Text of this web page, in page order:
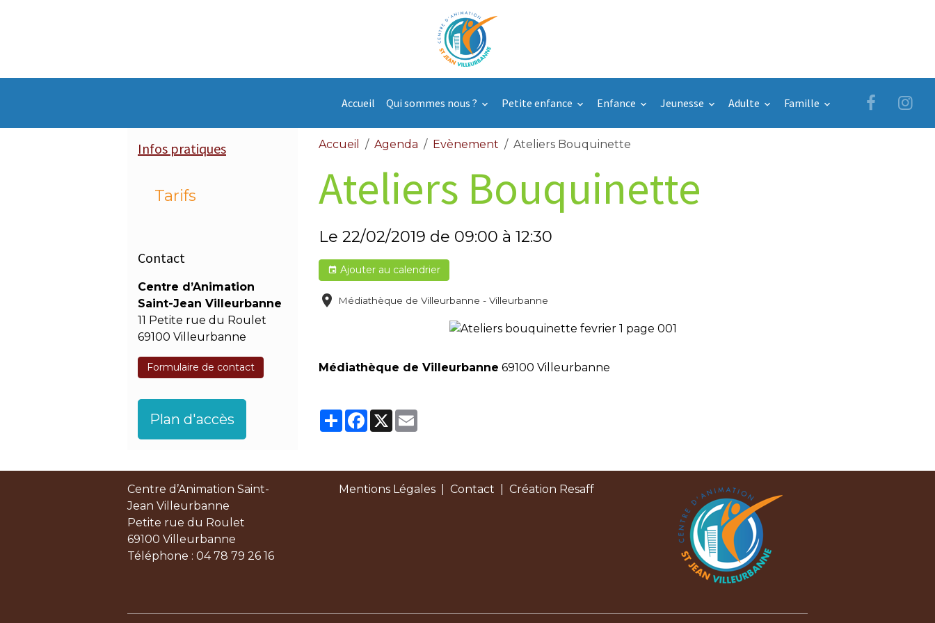
Accueil Qui sommes nous ? Petite enfance Enfance Jeunesse Adulte Famille
Accueil Agenda Evènement Ateliers Bouquinette
Ateliers Bouquinette
Le 22/02/2019 de 09:00 à 12:30
Ajouter au calendrier
Médiathèque de Villeurbanne - Villeurbanne
Médiathèque de Villeurbanne 69100 Villeurbanne
PartagerFacebook
X Email
Infos pratiques
Tarifs
Contact
Centre d’Animation
Saint-Jean Villeurbanne
11 Petite rue du Roulet
69100 Villeurbanne
Formulaire de contact
Plan d'accès
Centre d’Animation Saint-
Jean Villeurbanne
Petite rue du Roulet
69100 Villeurbanne
Téléphone : 04 78 79 26 16
Mentions Légales| Contact | Création Resaff